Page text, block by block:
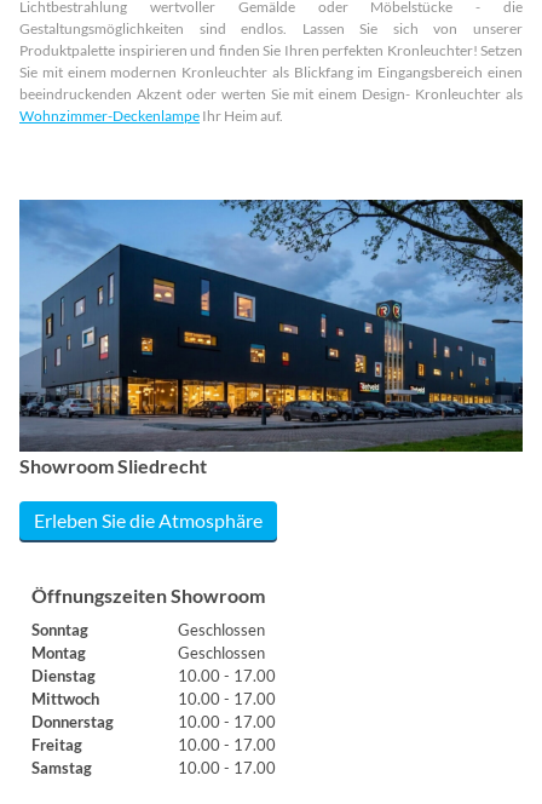
Lichtbestrahlung wertvoller Gemälde oder Möbelstücke - die
Gestaltungsmöglichkeiten sind endlos. Lassen Sie sich von unserer
Produktpalette inspirieren und finden Sie Ihren perfekten Kronleuchter! Setzen
Sie mit einem modernen Kronleuchter als Blickfang im Eingangsbereich einen
beeindruckenden Akzent oder werten Sie mit einem Design- Kronleuchter als
Wohnzimmer-Deckenlampe Ihr Heim auf.
Showroom Sliedrecht
Erleben Sie die Atmosphäre
Öffnungszeiten Showroom
Sonntag
Geschlossen
Montag
Geschlossen
Dienstag
10.00 - 17.00
Mittwoch
10.00 - 17.00
Donnerstag
10.00 - 17.00
Freitag
10.00 - 17.00
Samstag
10.00 - 17.00